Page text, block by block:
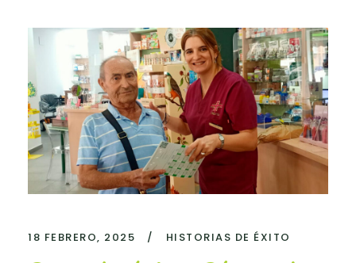
18 FEBRERO, 2025 / HISTORIAS DE ÉXITO